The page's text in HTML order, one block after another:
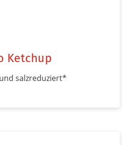
Ketchup
salzreduziert*